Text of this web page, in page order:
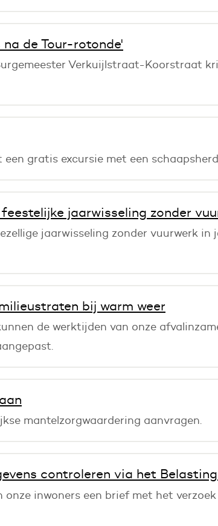
de Tour-rotonde'
Verkuijlstraat-Koorstraat
gratis excursie met een
jaarwisseling zonder
jaarwisseling zonder vuurwerk
bij warm weer
de werktijden van onze
mantelzorgwaardering aanvragen.
controleren via het
inwoners een brief met het